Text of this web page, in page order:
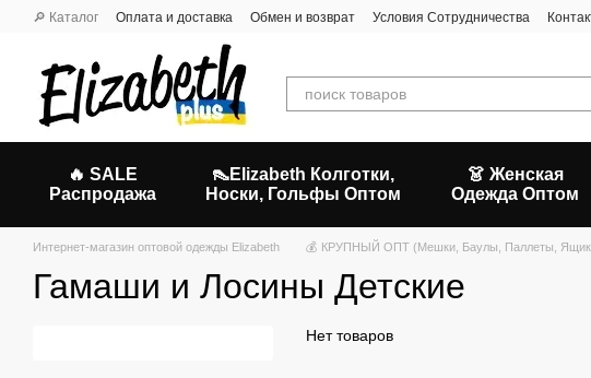
Перейти к основному контенту
🔎 Каталог Оплата и доставка Обмен и возврат Условия Сотрудничества
🔥 SALE
Распродажа
👠Elizabeth Колготки,
Носки, Гольфы Оптом
👗 Женская
Одежда Оптом
Интернет-магазин оптовой одежды Elizabeth 💰 КРУПНЫЙ ОПТ (Мешки, Баулы, Паллеты,
Гамаши и Лосины Детские
Нет товаров